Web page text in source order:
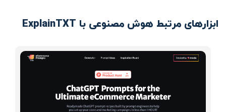
ابزارهای مرتبط هوش مصنوعی با ExplainTXT